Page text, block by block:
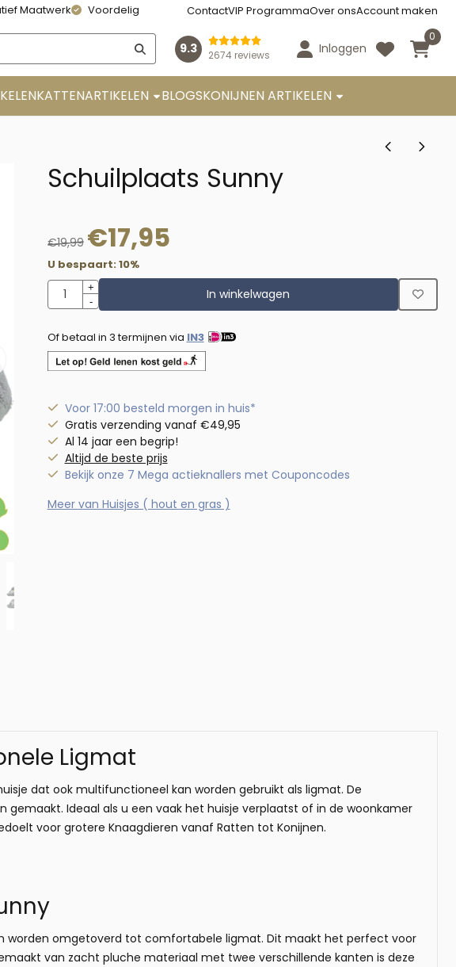
Maatwerk Voordelig ContactVIP ProgrammaOver onsAccount maken
9.3 2674 reviews Inloggen
0
KATTENARTIKELEN BLOGSKONIJNEN ARTIKELEN
Schuilplaats Sunny
€19,99 €17,95
U bespaart:10%
Aantal
+
-
In winkelwagen
Of betaal in 3 termijnen via IN3
Voor 17:00 besteld morgen in huis*
Gratis verzending vanaf €49,95
Al 14 jaar een begrip!
Altijd de beste prijs
Bekijk onze 7 Mega actieknallers met Couponcodes
Meer van Huisjes ( hout en gras )
Ligmat
dat ook multifunctioneel kan worden gebruikt als ligmat. De
Ideaal als u een vaak het huisje verplaatst of in de woonkamer
voor grotere Knaagdieren vanaf Ratten tot Konijnen.
worden omgetoverd tot comfortabele ligmat. Dit maakt het perfect voor
van zacht pluche materiaal met twee verschillende kanten is deze